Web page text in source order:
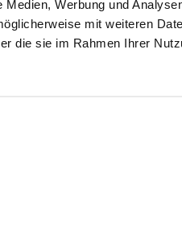
Werbung und
mit weiteren
die sie im Rahmen Ihrer
Mörfelder Landstraße
60598 Frankfurt